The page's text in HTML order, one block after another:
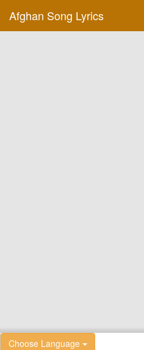
Afghan Song Lyrics
Choose Language